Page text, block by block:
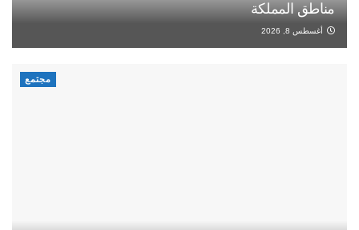
مناطق المملكة
أغسطس 8, 2026
مجتمع